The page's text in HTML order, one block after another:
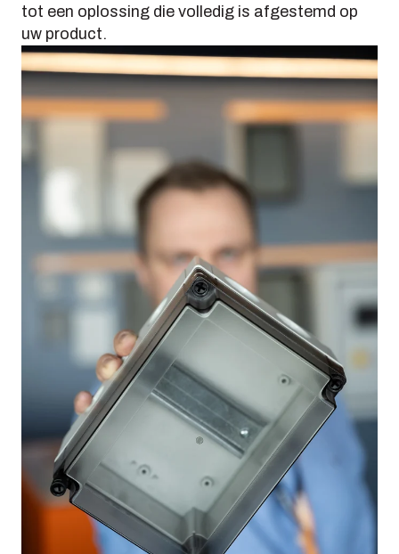
tot een oplossing die volledig is afgestemd op
uw product.